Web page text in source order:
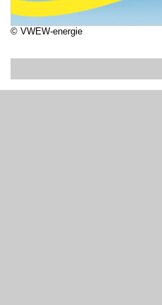
© VWEW-energie